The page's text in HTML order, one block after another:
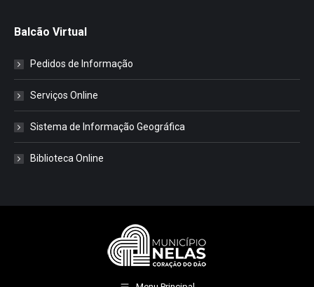
Balcão Virtual
Pedidos de Informação
Serviços Online
Sistema de Informação Geográfica
Biblioteca Online